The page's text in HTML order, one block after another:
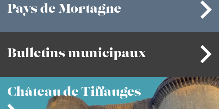
Pays de Mortagne
Bulletins municipaux
Châteaude Tiffauges